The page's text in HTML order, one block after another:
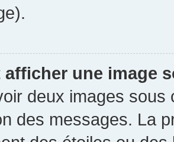
afficher une image
deux images sous
des messages. La